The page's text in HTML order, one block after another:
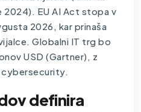
EU AI Act stopa v
2026, kar prinaša
Globalni IT trg bo
USD (Gartner), z
cybersecurity.
definira